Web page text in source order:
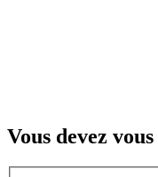
Vous devez